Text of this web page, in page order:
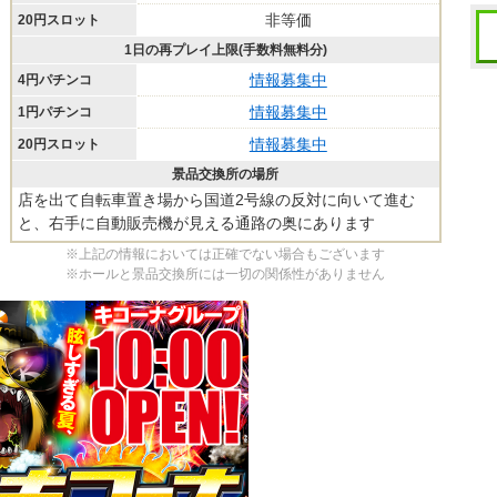
20円スロット 非等価
1日の再プレイ上限(手数料無料分)
4円パチンコ
情報募集中
1円パチンコ 情報募集中
20円スロット 情報募集中
景品交換所の場所
店を出て自転車置き場から国道2号線の反対に向いて進む
と、右手に自動販売機が見える通路の奥にあります
※上記の情報においては正確でない場合もございます
※ホールと景品交換所には一切の関係性がありません